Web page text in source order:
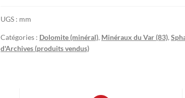
UGS : mm
Catégories : Dolomite (minéral), Minéraux du Var (83),
d'Archives (produits vendus)